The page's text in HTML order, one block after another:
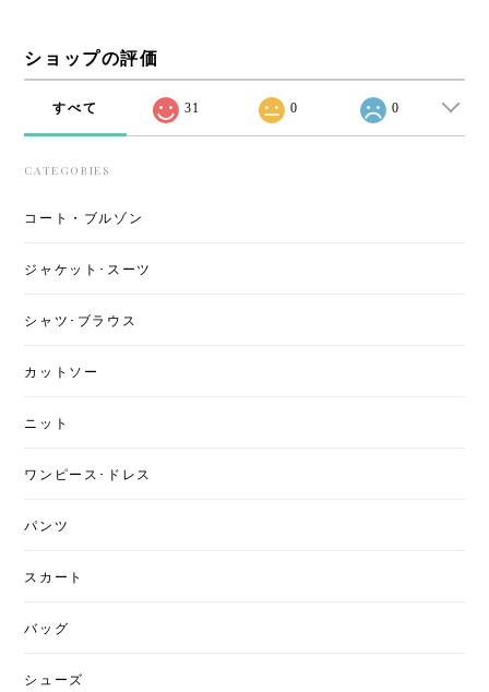
ショップの評価
すべて 31 0 0
CATEGORIES
コート・ブルゾン
ジャケット･スーツ
シャツ･ブラウス
カットソー
ニット
ワンピース･ドレス
パンツ
スカート
バッグ
シューズ